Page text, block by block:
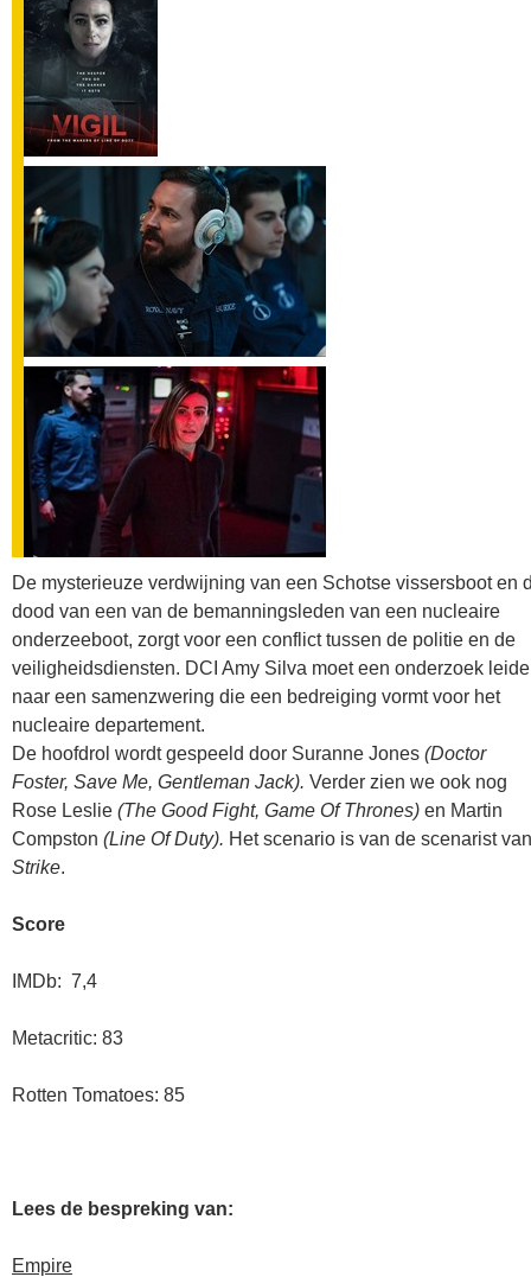
De mysterieuze verdwijning van een Schotse vissersboot en
dood van een van de bemanningsleden van een nucleaire
onderzeeboot, zorgt voor een conflict tussen de politie en de
veiligheidsdiensten. DCI Amy Silva moet een onderzoek
naar een samenzwering die een bedreiging vormt voor het
nucleaire departement.
De hoofdrol wordt gespeeld door Suranne Jones (Doctor
Foster, Save Me, Gentleman Jack). Verder zien we ook nog
Rose Leslie (The Good Fight, Game Of Thrones) en Martin
Compston (Line Of Duty). Het scenario is van de scenarist van
Strike.
Score
IMDb: 7,4
Metacritic: 83
Rotten Tomatoes: 85
Lees de bespreking van:
Empire